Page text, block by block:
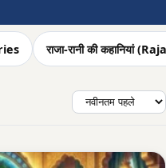
राजा-रानी की कहानियां